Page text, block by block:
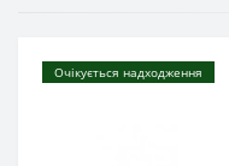
Очікується надходження